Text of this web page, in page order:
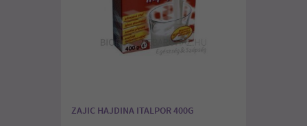
ZAJIC HAJDINA ITALPOR 400G